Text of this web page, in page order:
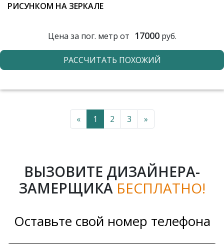
РИСУНКОМ НА ЗЕРКАЛЕ
Цена за пог. метр от 17000руб.
РАССЧИТАТЬ ПОХОЖИЙ
« 1 2 3 »
ВЫЗОВИТЕ ДИЗАЙНЕРА-
ЗАМЕРЩИКА БЕСПЛАТНО!
Оставьте свой номер телефона